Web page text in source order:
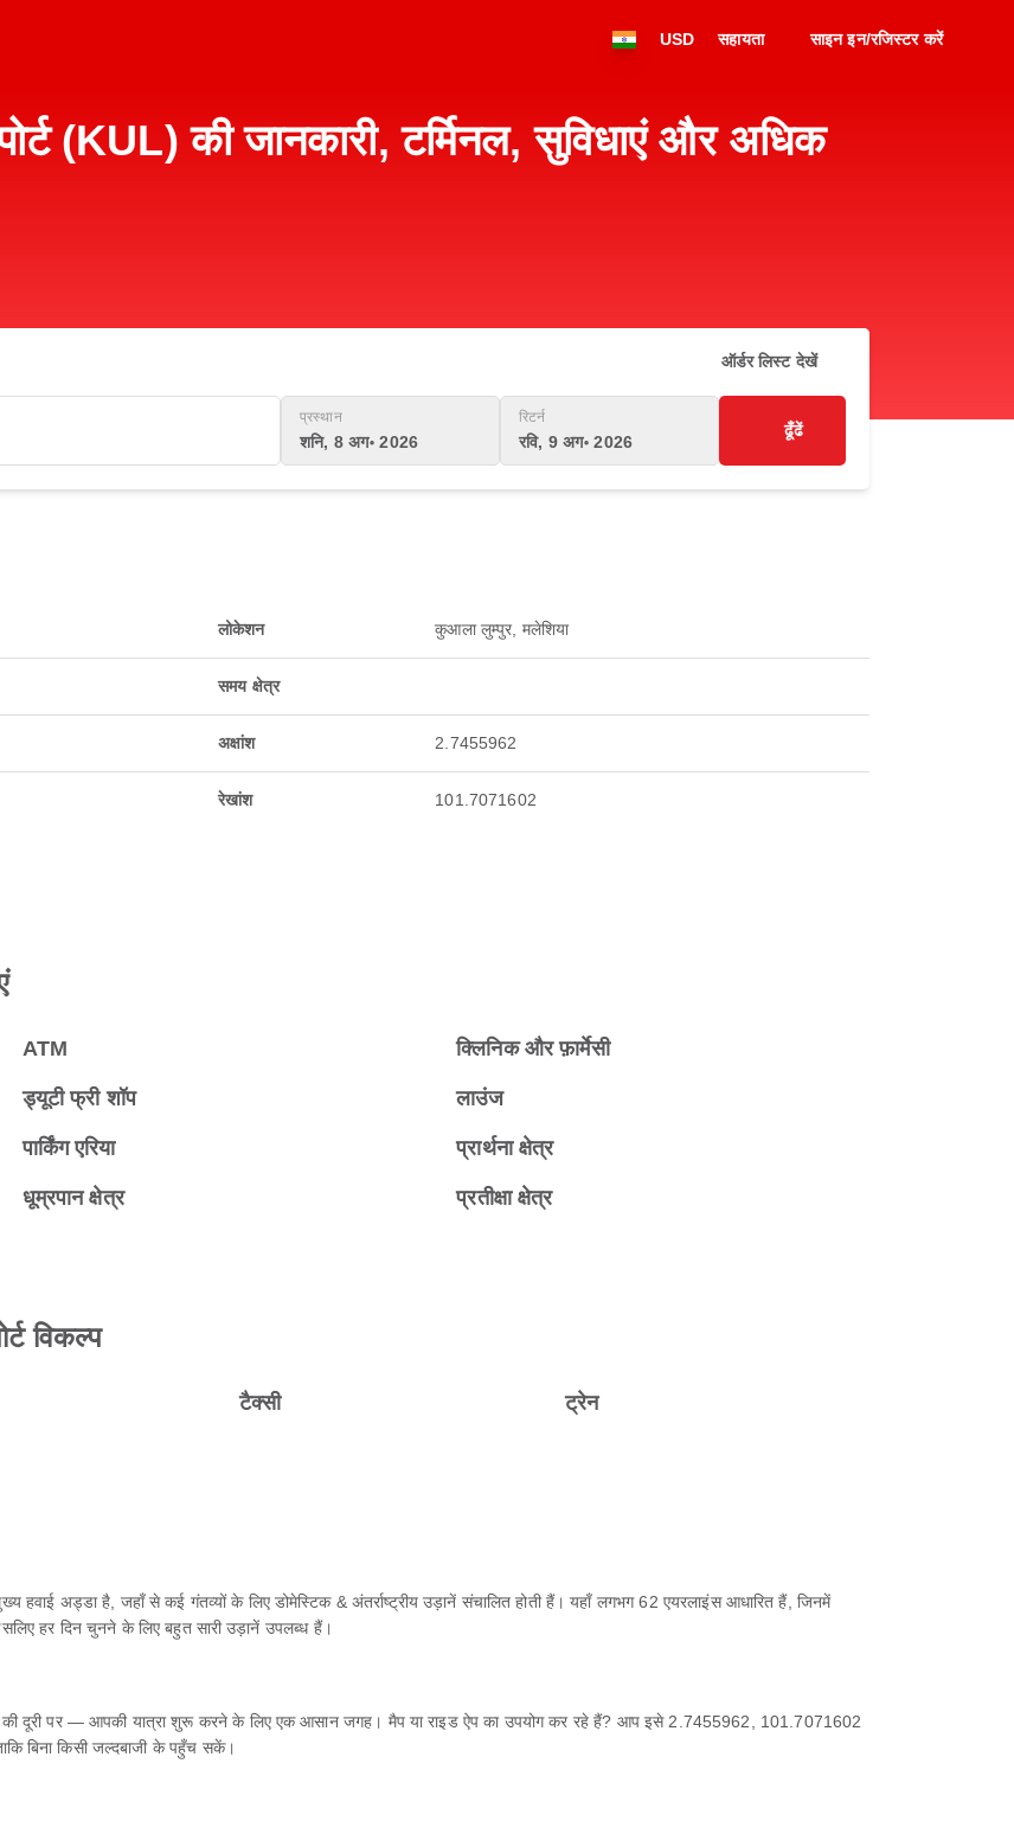
USD सहायता साइन इन/रजिस्टर करें
(KUL) की जानकारी, टर्मिनल, सुविधाएं और अधिक
ऑर्डर लिस्ट देखें
प्रस्थान
शनि, 8 अग॰ 2026
रिटर्न
रवि, 9 अग॰ 2026
ढूँढें
लोकेशन कुआला लुम्पुर, मलेशिया
समय क्षेत्र
अक्षांश 2.7455962
रेखांश 101.7071602
ATM क्लिनिक और फ़ार्मेसी
ड्यूटी फ्री शॉप लाउंज
पार्किंग एरिया प्रार्थना क्षेत्र
धूम्रपान क्षेत्र प्रतीक्षा क्षेत्र
विकल्प
टैक्सी ट्रेन
अड्डा है, जहाँ से कई गंतव्यों के लिए डोमेस्टिक & अंतर्राष्ट्रीय उड़ानें संचालित होती हैं। यहाँ लगभग 62 एयरलाइंस आधारित हैं, जिनमें
हर दिन चुनने के लिए बहुत सारी उड़ानें उपलब्ध हैं।
दूरी पर — आपकी यात्रा शुरू करने के लिए एक आसान जगह। मैप या राइड ऐप का उपयोग कर रहे हैं? आप इसे 2.7455962, 101.7071602
बिना किसी जल्दबाजी के पहुँच सकें।